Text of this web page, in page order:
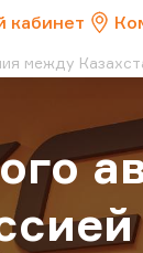
кабинет
между